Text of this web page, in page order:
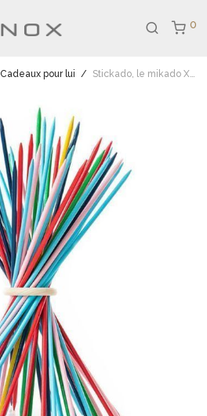
0
Cadeaux pour lui / Stickado, le mikado XXL